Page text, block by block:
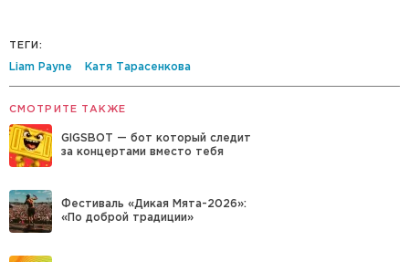
ТЕГИ:
Liam Payne Катя Тарасенкова
СМОТРИТЕ ТАКЖЕ
GIGSBOT — бот который следит
за концертами вместо тебя
Фестиваль «Дикая Мята-2026»:
«По доброй традиции»